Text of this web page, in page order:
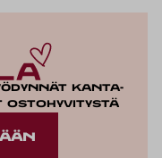
kanta-
ostohyvitystä